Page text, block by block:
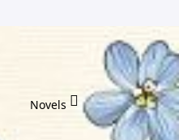
Novels